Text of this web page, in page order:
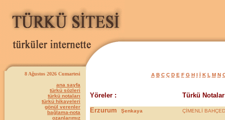
8 Ağustos 2026 Cumartesi
ana sayfa
türkü sözleri
türkü notaları
türkü hikayeleri
gönül verenler
bağlama-nota
ozanlarımız
A B C Ç D E F G H I İ K L M N
Yöreler :
Türkü
Erzurum
Şenkaya ÇİMENLİ